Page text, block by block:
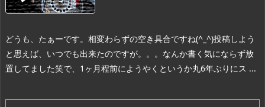
どうも、たぁーです。 相変わらずの空き具合ですね(^_^)投稿しよう
と思えば、いつでも出来たのですが。。。 なんか書く気にならず放
置してました笑で、1ヶ月程前にようやくというか丸6年ぶりにス ...